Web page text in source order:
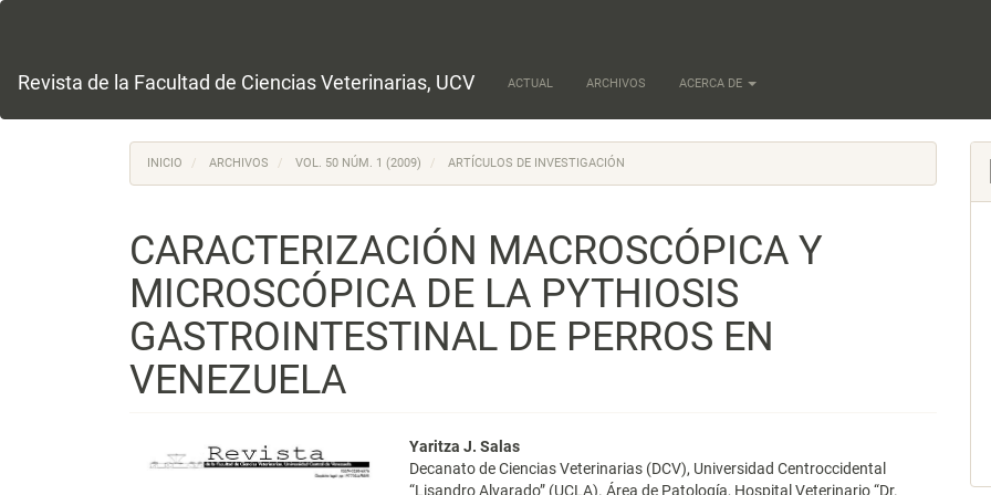
principal
lateral
Revista de la Facultad de Ciencias Veterinarias, UCV ACTUAL ARCHIVOS ACERCA DE
INICIO ARCHIVOS VOL. 50 NÚM. 1 (2009) ARTÍCULOS DE INVESTIGACIÓN
CARACTERIZACIÓN MACROSCÓPICA Y
MICROSCÓPICA DE LA PYTHIOSIS
GASTROINTESTINAL DE PERROS EN
VENEZUELA
Barra
Contenido
Yaritza J. Salas
Decanato de Ciencias Veterinarias (DCV), Universidad Centroccidental
“Lisandro Alvarado” (UCLA). Área de Patología, Hospital Veterinario “Dr.